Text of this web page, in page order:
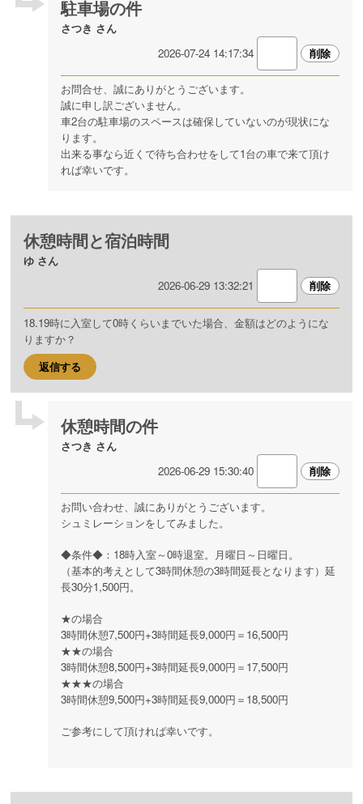
駐車場の件
さつき さん
2026-07-24 14:17:34
お問合せ、誠にありがとうございます。
誠に申し訳ございません。
車2台の駐車場のスペースは確保していないのが現状にな
ります。
出来る事なら近くで待ち合わせをして1台の車で来て頂け
れば幸いです。
休憩時間と宿泊時間
ゆ さん
2026-06-29 13:32:21
18.19時に入室して0時くらいまでいた場合、金額はどのようにな
りますか？
返信する
休憩時間の件
さつき さん
2026-06-29 15:30:40
お問い合わせ、誠にありがとうございます。
シュミレーションをしてみました。
◆条件◆：18時入室～0時退室。月曜日～日曜日。
（基本的考えとして3時間休憩の3時間延長となります）延
長30分1,500円。
★の場合
3時間休憩7,500円+3時間延長9,000円＝16,500円
★★の場合
3時間休憩8,500円+3時間延長9,000円＝17,500円
★★★の場合
3時間休憩9,500円+3時間延長9,000円＝18,500円
ご参考にして頂ければ幸いです。